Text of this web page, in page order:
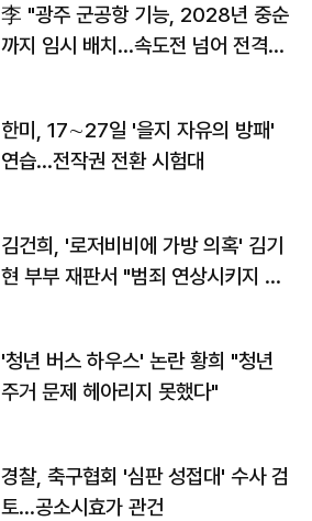
李 "광주 군공항 기능, 2028년 중순
까지 임시 배치…속도전 넘어 전격
한미, 17∼27일 '을지 자유의 방패'
연습…전작권 전환 시험대
김건희, '로저비비에 가방 의혹' 김기
현 부부 재판서 "범죄 연상시키지 말
'청년 버스 하우스' 논란 황희 "청년
주거 문제 헤아리지 못했다"
경찰, 축구협회 '심판 성접대' 수사 검
토…공소시효가 관건